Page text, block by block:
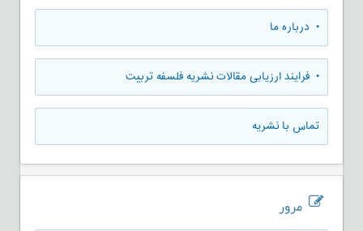
• درباره ما
• فرایند ارزیابی مقالات نشریه فلسفه تربیت
تماس با نشریه
مرور